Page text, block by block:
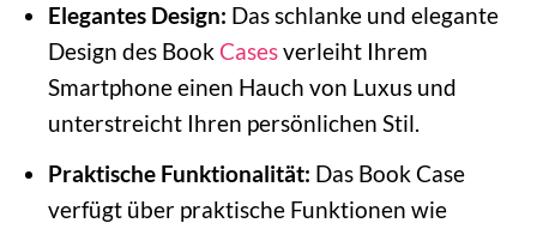
Elegantes Design: Das schlanke und elegante
Design des Book Casesverleiht Ihrem
Smartphone einen Hauch von Luxus und
unterstreicht Ihren persönlichen Stil.
Praktische Funktionalität: Das Book Case
verfügt über praktische Funktionen wie